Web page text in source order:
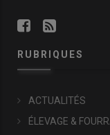
RUBRIQUES
ACTUALITÉS
ÉLEVAGE &